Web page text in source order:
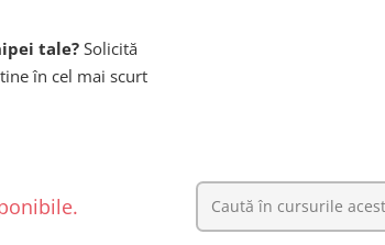
tale? Solicită
în cel mai scurt